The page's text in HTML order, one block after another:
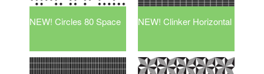
NEW! Circles 80 Space NEW! Clinker Horizontal